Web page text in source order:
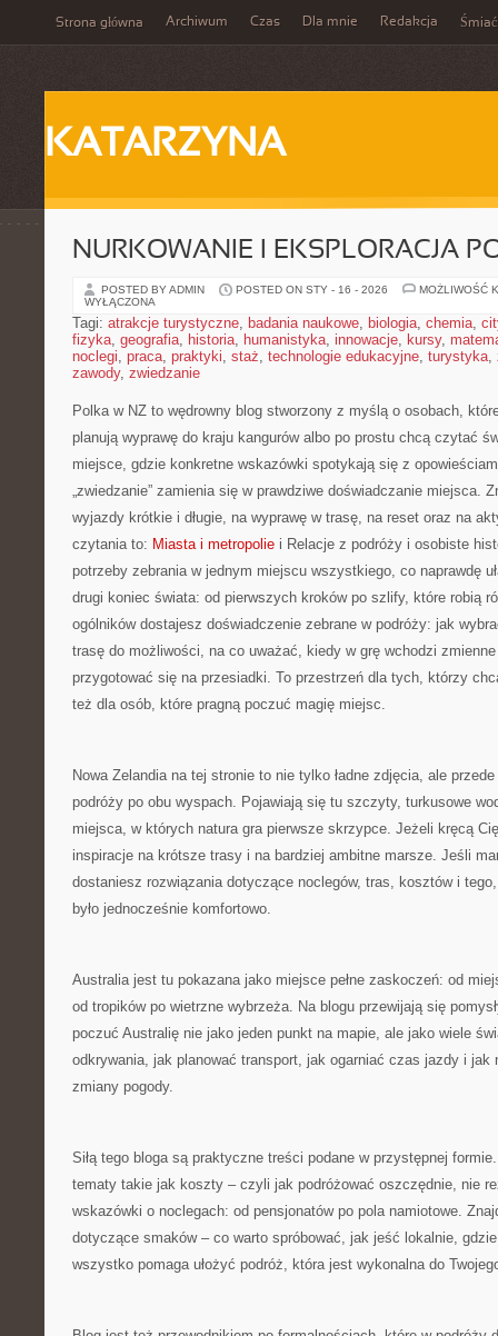
Strona główna Archiwum Czas Dla mnie Redakcja Śmiać
KATARZYNA
NURKOWANIE I EKSPLORACJA
POSTED BY ADMIN POSTED ON STY - 16 - 2026
MOŻLIWOŚĆ
WYŁĄCZONA
Tagi: atrakcje turystyczne, badania naukowe, biologia, chemia,
fizyka, geografia, historia, humanistyka, innowacje, kursy,
noclegi, praca, praktyki, staż, technologie edukacyjne, turystyka,
zawody, zwiedzanie
Polka w NZ to wędrowny blog stworzony z myślą o osobach,
planują wyprawę do kraju kangurów albo po prostu chcą czytać
miejsce, gdzie konkretne wskazówki spotykają się z
„zwiedzanie” zamienia się w prawdziwe doświadczanie miejsca.
wyjazdy krótkie i długie, na wyprawę w trasę, na reset oraz na
czytania to: Miasta i metropolie i Relacje z podróży i osobiste
potrzeby zebrania w jednym miejscu wszystkiego, co naprawdę
drugi koniec świata: od pierwszych kroków po szlify, które robią
ogólników dostajesz doświadczenie zebrane w podróży: jak
trasę do możliwości, na co uważać, kiedy w grę wchodzi
przygotować się na przesiadki. To przestrzeń dla tych, którzy
też dla osób, które pragną poczuć magię miejsc.
Nowa Zelandia na tej stronie to nie tylko ładne zdjęcia, ale
podróży po obu wyspach. Pojawiają się tu szczyty, turkusowe
miejsca, w których natura gra pierwsze skrzypce. Jeżeli kręcą
inspiracje na krótsze trasy i na bardziej ambitne marsze. Jeśli
dostaniesz rozwiązania dotyczące noclegów, tras, kosztów i
było jednocześnie komfortowo.
Australia jest tu pokazana jako miejsce pełne zaskoczeń: od
od tropików po wietrzne wybrzeża. Na blogu przewijają się
poczuć Australię nie jako jeden punkt na mapie, ale jako wiele
odkrywania, jak planować transport, jak ogarniać czas jazdy i
zmiany pogody.
Siłą tego bloga są praktyczne treści podane w przystępnej
tematy takie jak koszty – czyli jak podróżować oszczędnie, nie
wskazówki o noclegach: od pensjonatów po pola namiotowe.
dotyczące smaków – co warto spróbować, jak jeść lokalnie,
wszystko pomaga ułożyć podróż, która jest wykonalna do